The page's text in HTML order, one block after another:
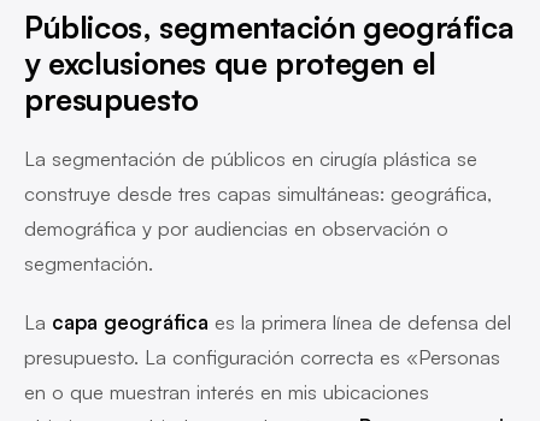
Públicos, segmentación geográfica
y exclusiones que protegen el
presupuesto
La segmentación de públicos en cirugía plástica se
construye desde tres capas simultáneas: geográfica,
demográfica y por audiencias en observación o
segmentación.
La capa geográfica es la primera línea de defensa del
presupuesto. La configuración correcta es «Personas
en o que muestran interés en mis ubicaciones